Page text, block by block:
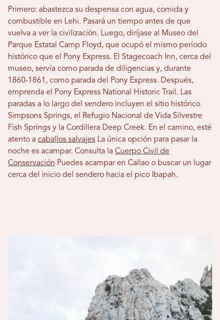
Primero: abastezca su despensa con agua, comida y
combustible en Lehi. Pasará un tiempo antes de que
vuelva a ver la civilización. Luego, diríjase al Museo del
Parque Estatal Camp Floyd, que ocupó el mismo período
histórico que el Pony Express. El Stagecoach Inn, cerca del
museo, servía como parada de diligencias y, durante
1860-1861, como parada del Pony Express. Después,
emprenda el Pony Express National Historic Trail. Las
paradas a lo largo del sendero incluyen el sitio histórico
Simpsons Springs, el Refugio Nacional de Vida Silvestre
Fish Springs y la Cordillera Deep Creek. En el camino, esté
atento a caballos salvajes La única opción para pasar la
noche es acampar. Consulta la Cuerpo Civil de
Conservación Puedes acampar en Callao o buscar un lugar
cerca del inicio del sendero hacia el pico Ibapah.